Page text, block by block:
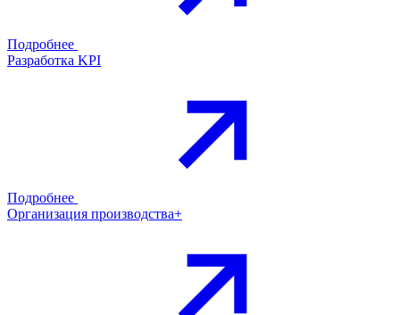
Подробнее
Разработка KPI
Подробнее
Организация производства+